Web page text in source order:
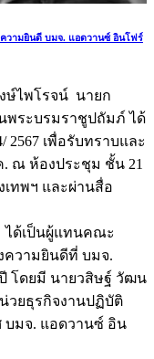
วามยินดี บมจ. แอดวานซ์ อินโฟร์
ไพโรจน์ นายก
พระบรมราชูปถัมภ์ ได้
เพื่อรับทราบและ
. ณ ห้องประชุม ชั้น 21
เทพฯ และผ่านสื่อ
ด้เป็นผู้แทนคณะ
ความยินดีที่ บมจ.
โดยมี นายวสิษฐ์ วัฒน
วยธุรกิจงานปฏิบัติ
บมจ. แอดวานซ์ อิน